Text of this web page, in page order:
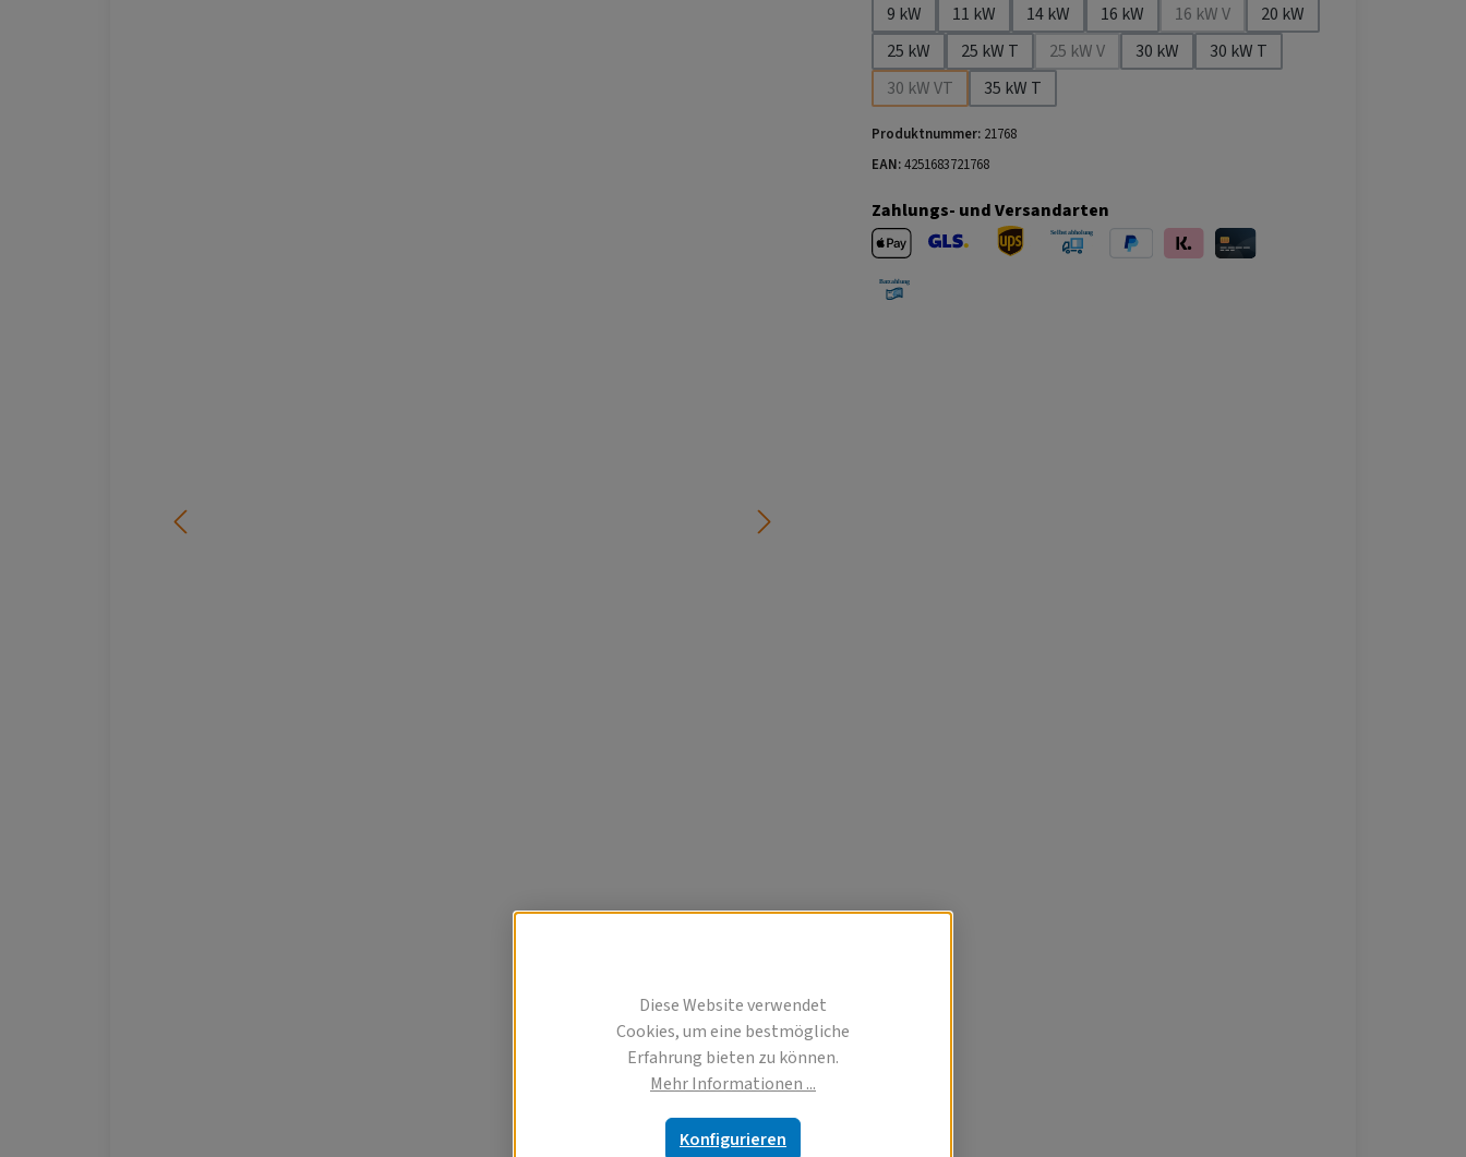
9 kW
11 kW 14 kW 16 kW 16 kW V
(Diese Option ist zurzeit nicht
20 kW
25 kW
25 kW T 25 kW V
(Diese Option ist zurzeit nicht verfügbar.)
30 kW
30 kW T
30 kW VT
(Diese Option ist zurzeit nicht verfügbar.)
35 kW T
Produktnummer: 21768
EAN:4251683721768
Zahlungs- und Versandarten
Diese Website verwendet
Cookies, um eine bestmögliche
Erfahrung bieten zu können.
Mehr Informationen ...
Konfigurieren